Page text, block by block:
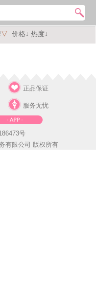
▽ 价格↓ 热度↓
正品保证
服务无忧
号
有限公司 版权所有